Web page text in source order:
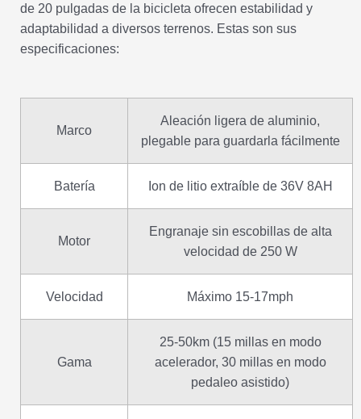
de 20 pulgadas de la bicicleta ofrecen estabilidad y
adaptabilidad a diversos terrenos. Estas son sus
especificaciones:
Marco
Aleación ligera de aluminio,
plegable para guardarla fácilmente
Batería Ion de litio extraíble de 36V 8AH
Motor
Engranaje sin escobillas de alta
velocidad de 250 W
Velocidad Máximo 15-17mph
Gama
25-50km (15 millas en modo
acelerador, 30 millas en modo
pedaleo asistido)